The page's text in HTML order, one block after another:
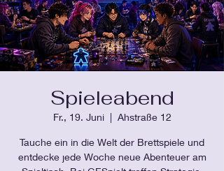
Spieleabend
Fr., 19. Juni
  |
Ahstraße 12
Tauche ein in die Welt der Brettspiele und
entdecke jede Woche neue Abenteuer am